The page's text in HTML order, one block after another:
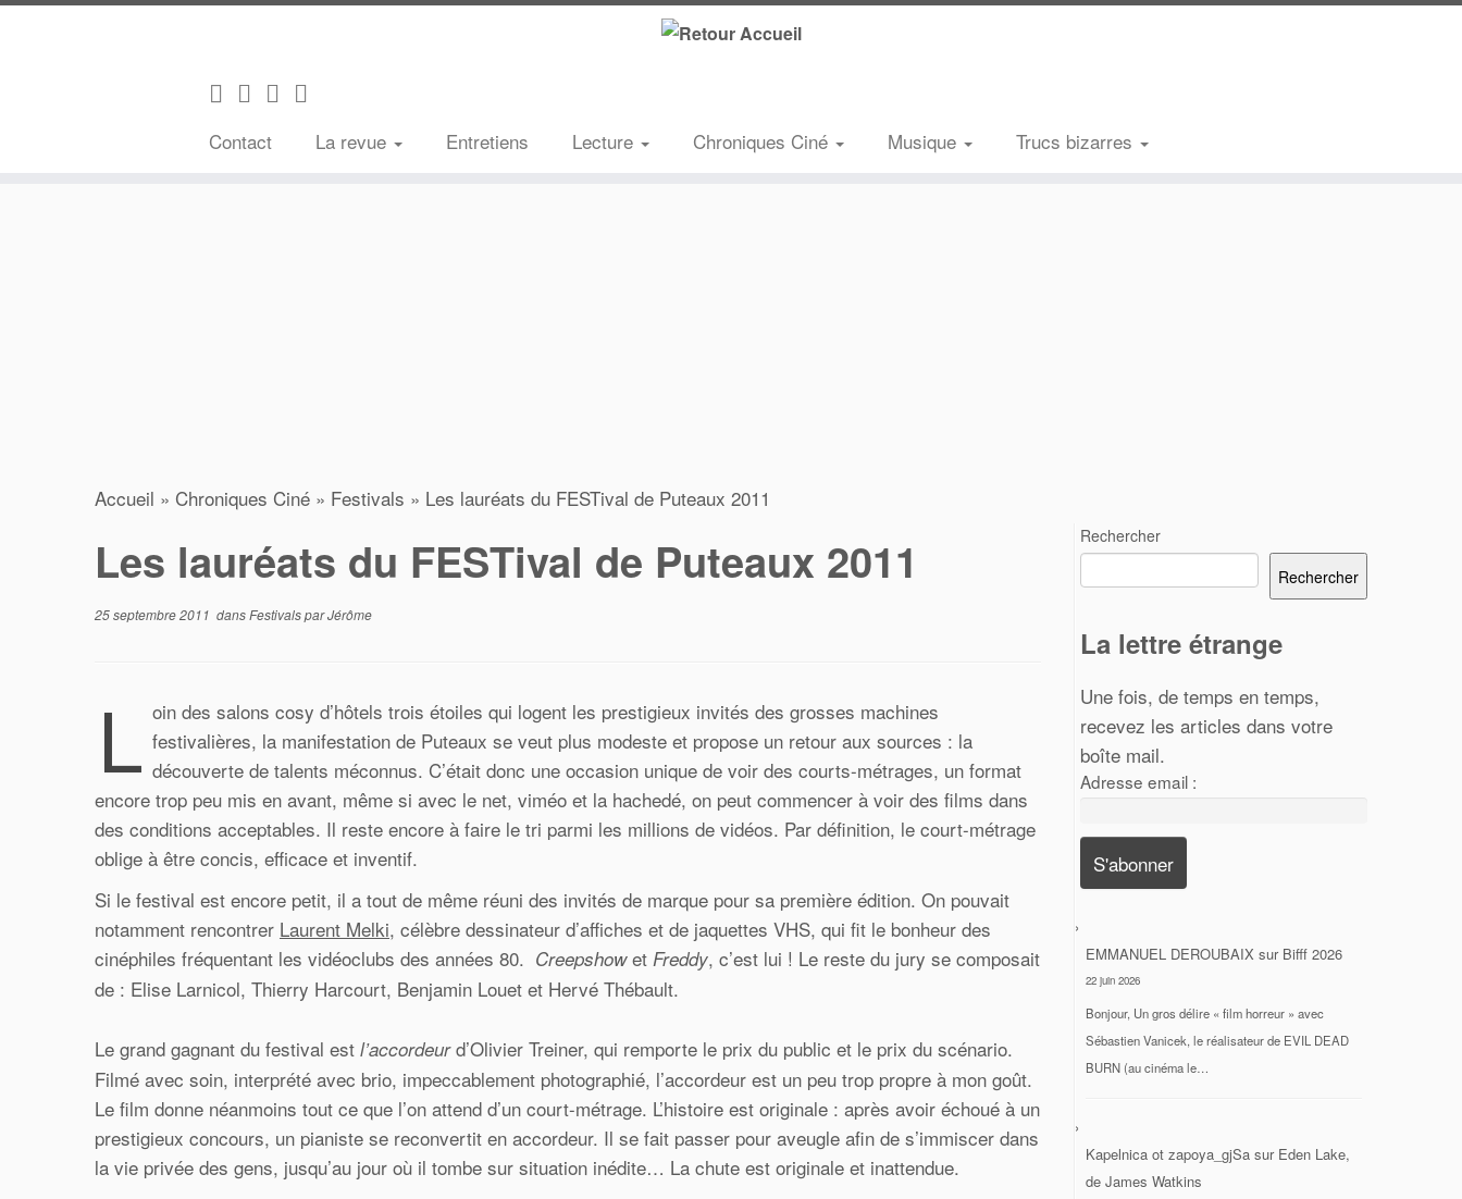
Contact La revue Entretiens Lecture Chroniques Ciné Musique Trucs bizarres
Accueil » Chroniques Ciné » Festivals » Les lauréats du FESTival de Puteaux 2011
Les lauréats du FESTival de Puteaux 2011
25 septembre 2011 dansFestivalsparJérôme
L oin des salons cosy d’hôtels trois étoiles qui logent les prestigieux invités des grosses machines
festivalières, la manifestation de Puteaux se veut plus modeste et propose un retour aux sources : la
découverte de talents méconnus. C’était donc une occasion unique de voir des courts-métrages, un format
encore trop peu mis en avant, même si avec le net, viméo et la hachedé, on peut commencer à voir des films dans
des conditions acceptables. Il reste encore à faire le tri parmi les millions de vidéos. Par définition, le court-métrage
oblige à être concis, efficace et inventif.
Si le festival est encore petit, il a tout de même réuni des invités de marque pour sa première édition. On pouvait
notamment rencontrer Laurent Melki, célèbre dessinateur d’affiches et de jaquettes VHS, qui fit le bonheur des
cinéphiles fréquentant les vidéoclubs des années 80. Creepshowet Freddy, c’est lui ! Le reste du jury se composait
de : Elise Larnicol, Thierry Harcourt, Benjamin Louet et Hervé Thébault.
Le grand gagnant du festival est l’accordeurd’Olivier Treiner, qui remporte le prix du public et le prix du scénario.
Filmé avec soin, interprété avec brio, impeccablement photographié, l’accordeur est un peu trop propre à mon goût.
Le film donne néanmoins tout ce que l’on attend d’un court-métrage. L’histoire est originale : après avoir échoué à un
prestigieux concours, un pianiste se reconvertit en accordeur. Il se fait passer pour aveugle afin de s’immiscer dans
la vie privée des gens, jusqu’au jour où il tombe sur situation inédite… La chute est originale et inattendue.
Rechercher
Rechercher
La lettre étrange
Une fois, de temps en temps,
recevez les articles dans votre
boîte mail.
Adresse email :
EMMANUEL DEROUBAIX sur Bifff 2026
22 juin 2026
Bonjour, Un gros délire « film horreur » avec
Sébastien Vanicek, le réalisateur de EVIL DEAD
BURN (au cinéma le…
Kapelnica ot zapoya_gjSa sur Eden Lake,
de James Watkins